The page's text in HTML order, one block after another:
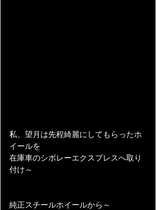
私、望月は先程綺麗にしてもらったホ
イールを
在庫車のシボレーエクスプレスへ取り
付け～
純正スチールホイールから～